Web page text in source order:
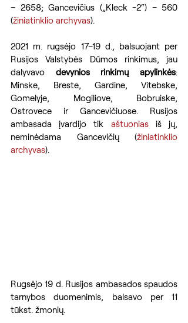
– 2658; Gancevičius („Kleck -2“) – 560
(žiniatinklio archyvas).
2021 m. rugsėjo 17–19 d., balsuojant per
Rusijos Valstybės Dūmos rinkimus, jau
dalyvavo devynios rinkimų apylinkės:
Minske, Breste, Gardine, Vitebske,
Gomelyje, Mogiliove, Bobruiske,
Ostrovece ir Gancevičiuose. Rusijos
ambasada įvardijo tik aštuonias iš jų,
neminėdama Gancevičių (žiniatinklio
archyvas).
Rugsėjo 19 d. Rusijos ambasados ​​spaudos
tarnybos duomenimis, balsavo per 11
tūkst. žmonių.